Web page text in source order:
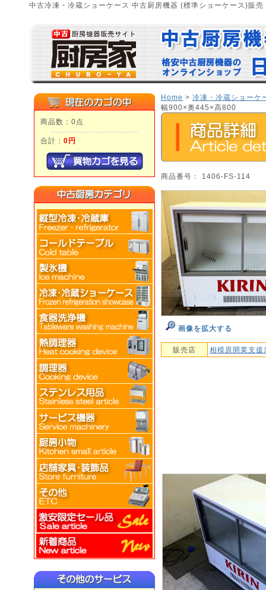
中古冷凍・冷蔵ショーケース 中古厨房機器 (標準ショーケース)販売
商品数：0点
合計： 0円
Home > 冷凍・冷蔵ショーケ
幅900×奥445×高800
商品番号： 1406-FS-114
画像を拡大する
販売店 相模原開業支援